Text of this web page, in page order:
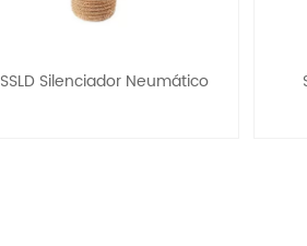
SSLD Silenciador Neumático